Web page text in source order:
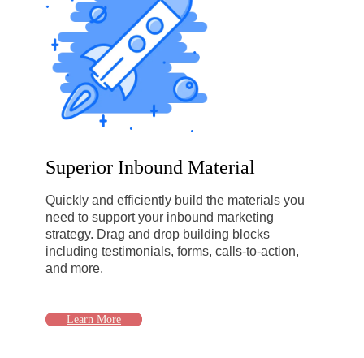
Superior Inbound Material
Quickly and efficiently build the materials you
need to support your inbound marketing
strategy. Drag and drop building blocks
including testimonials, forms, calls-to-action,
and more.
Learn More